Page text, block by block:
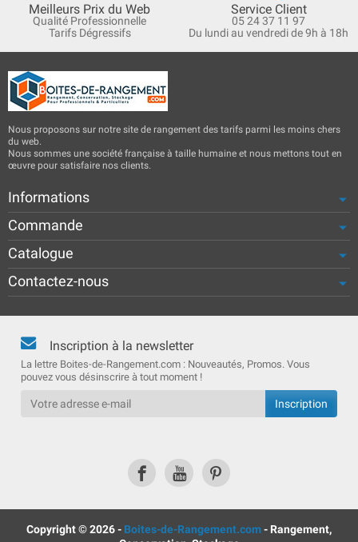
Meilleurs Prix du Web
Qualité Professionnelle
Tarifs Dégressifs
Service Client
05 24 37 11 97
Du lundi au vendredi de 9h à 18h
Nous proposons sur notre site de rangement des tarifs parmi les moins chers
du web.
Nous sommes une société française à taille humaine et nous mettons tout en
œuvre pour satisfaire nos clients.
Informations
Commande
Catalogue
Contactez-nous
Inscription à la newsletter
La lettre Boites-de-Rangement.com : Nouveautés, Promos. Vous
pouvez vous désinscrire à tout moment !
Copyright © 2026 - Boites-de-Rangement.com- Rangement,